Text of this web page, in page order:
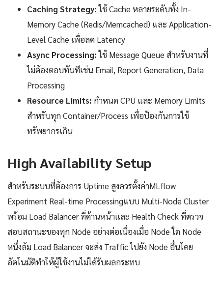
Caching Strategy:ใช้ Cache หลายระดับทั้ง In-
Memory Cache (Redis/Memcached) และ Application-
Level Cache เพื่อลด Latency
Async Processing:ใช้ Message Queue สำหรับงานที่
ไม่ต้องตอบทันทีเช่น Email, Report Generation, Data
Processing
Resource Limits: กำหนด CPU และ Memory Limits
สำหรับทุก Container/Process เพื่อป้องกันการใช้
ทรัพยากรเกิน
High Availability Setup
สำหรับระบบที่ต้องการ Uptime สูงควรตั้งค่าMLflow
Experiment Real-time Processingแบบ Multi-Node Cluster
พร้อม Load Balancer ที่ด้านหน้าและ Health Check ที่ตรวจ
สอบสถานะของทุก Node อย่างต่อเนื่องเมื่อ Node ใด Node
หนึ่งล้ม Load Balancer จะส่ง Traffic ไปยัง Node อื่นโดย
อัตโนมัติทำให้ผู้ใช้งานไม่ได้รับผลกระทบ